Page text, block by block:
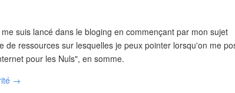
suis lancé dans le bloging en commençant par mon sujet
de ressources sur lesquelles je peux pointer lorsqu'on me
pour les Nuls", en somme.
→